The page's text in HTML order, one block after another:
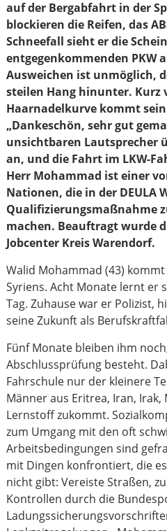
auf der Bergabfahrt in der
blockieren die Reifen, das
Schneefall sieht er die
entgegenkommenden PKW
Ausweichen ist unmöglich,
steilen Hang hinunter. Kurz
Haarnadelkurve kommt
„Dankeschön, sehr gut
unsichtbaren Lautsprecher
an, und die Fahrt im LKW-
Herr Mohammad ist einer
Nationen, die in der DEULA
Qualifizierungsmaßnahme
machen. Beauftragt wurde
Jobcenter Kreis Warendorf.
Walid Mohammad (43)
Syriens. Acht Monate lernt er
Tag. Zuhause war er Polizist,
seine Zukunft als
Fünf Monate bleiben ihm
Abschlussprüfung besteht.
Fahrschule nur der kleinere
Männer aus Eritrea, Iran, Irak,
Lernstoff zukommt.
zum Umgang mit den oft
Arbeitsbedingungen sind
mit Dingen konfrontiert, die
nicht gibt: Vereiste Straßen,
Kontrollen durch die